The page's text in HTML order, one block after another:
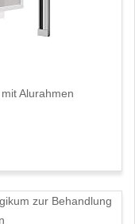
Alurahmen